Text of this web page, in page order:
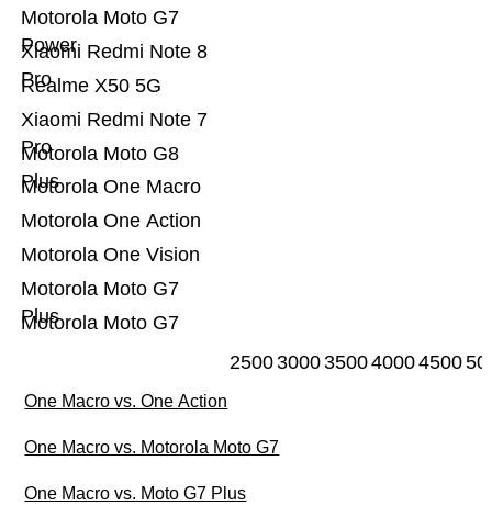
Motorola Moto G7
Motorola Moto G7
Plus
Motorola One Vision
Motorola One Action
Motorola One Macro
Motorola Moto G8
Plus
Xiaomi Redmi Note 7
Pro
Realme X50 5G
Xiaomi Redmi Note 8
Pro
Motorola Moto G7
Power
25003000350040004500
One Macro vs. One Action
One Macro vs. Motorola Moto G7
One Macro vs. Moto G7 Plus